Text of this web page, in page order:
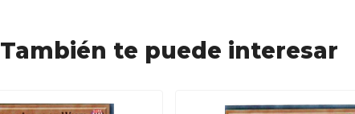
También te puede interesar